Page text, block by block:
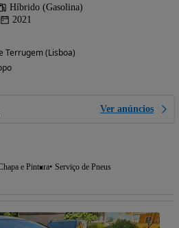
Híbrido (Gasolina)
2021
Terrugem (Lisboa)
Ver anúncios
e Pintura Serviço de Pneus